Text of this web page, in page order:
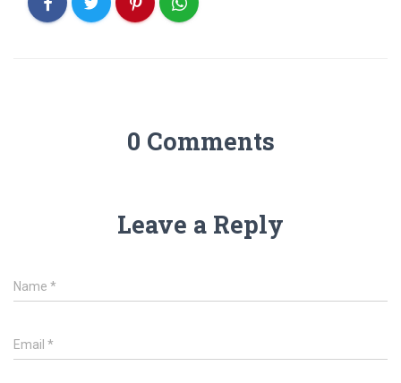
0 Comments
Leave a Reply
Name *
Email *